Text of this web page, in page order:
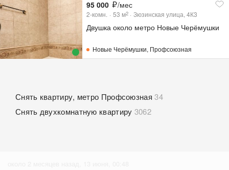
95 000 /мес
2-комн. 53 м2 Зюзинская улица, 4К3
Двушка около метро Новые Черёмушки
Новые Черёмушки, Профсоюзная
Снять квартиру, метро Профсоюзная 34
Снять двухкомнатную квартиру 3062